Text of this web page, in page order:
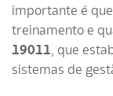
importante é
treinamento e
19011, que
sistemas de